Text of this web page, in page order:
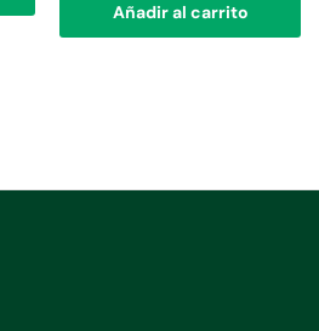
Añadir al carrito